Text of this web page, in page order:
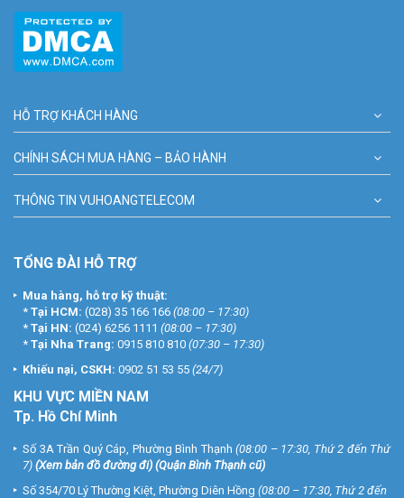
HỖ TRỢ KHÁCH HÀNG
CHÍNH SÁCH MUA HÀNG – BẢO HÀNH
THÔNG TIN VUHOANGTELECOM
TỔNG ĐÀI HỖ TRỢ
Mua hàng, hỗ trợ kỹ thuật:
* Tại HCM: (028) 35 166 166 (08:00 – 17:30)
* Tại HN: (024) 6256 1111 (08:00 – 17:30)
* Tại Nha Trang: 0915 810 810 (07:30 – 17:30)
Khiếu nại, CSKH: 0902 51 53 55 (24/7)
KHU VỰC MIỀN NAM
Tp. Hồ Chí Minh
Số 3A Trần Quý Cáp, Phường Bình Thạnh (08:00 – 17:30, Thứ 2 đến Thứ
7) (Xem bản đồ đường đi) (Quận Bình Thạnh cũ)
Số 354/70 Lý Thường Kiệt, Phường Diên Hồng (08:00 – 17:30, Thứ 2 đến